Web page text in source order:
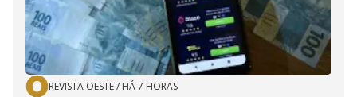
REVISTA OESTE/ HÁ 7 HORAS